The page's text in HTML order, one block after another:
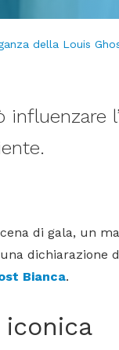
della Louis
di gala, un
dichiarazione
Bianca.
iconica